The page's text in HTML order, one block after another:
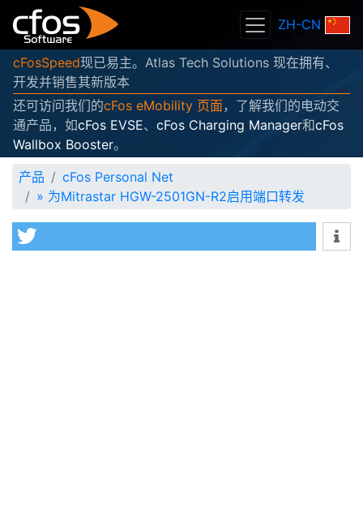
ZH-CN
cFosSpeed现已易主。Atlas Tech Solutions 现在拥有、
开发并销售其新版本
还可访问我们的cFos eMobility 页面，了解我们的电动交
通产品，如cFos EVSE、 cFos Charging Manager和cFos
Wallbox Booster。
产品
cFos Personal Net
» 为Mitrastar HGW-2501GN-R2启用端口转发